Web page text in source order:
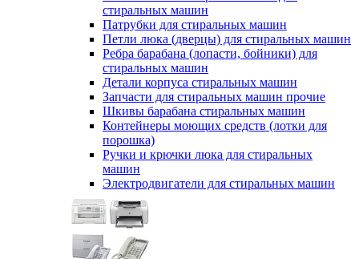
стиральных машин
Патрубки для стиральных машин
Петли люка (дверцы) для стиральных машин
Ребра барабана (лопасти, бойники) для
стиральных машин
Детали корпуса стиральных машин
Запчасти для стиральных машин прочие
Шкивы барабана стиральных машин
Контейнеры моющих средств (лотки для
порошка)
Ручки и крючки люка для стиральных
машин
Электродвигатели для стиральных машин